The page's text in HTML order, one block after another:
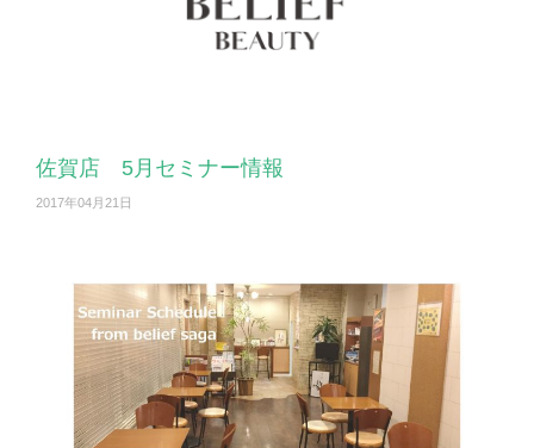
佐賀店 5月セミナー情報
2017年04月21日